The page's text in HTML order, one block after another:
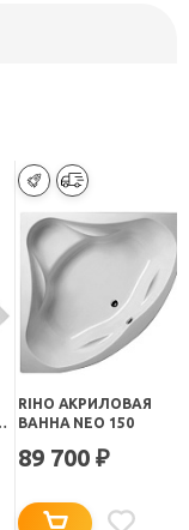
RIHO АКРИЛОВАЯ
ВАННА NEO 150
89 700 ₽